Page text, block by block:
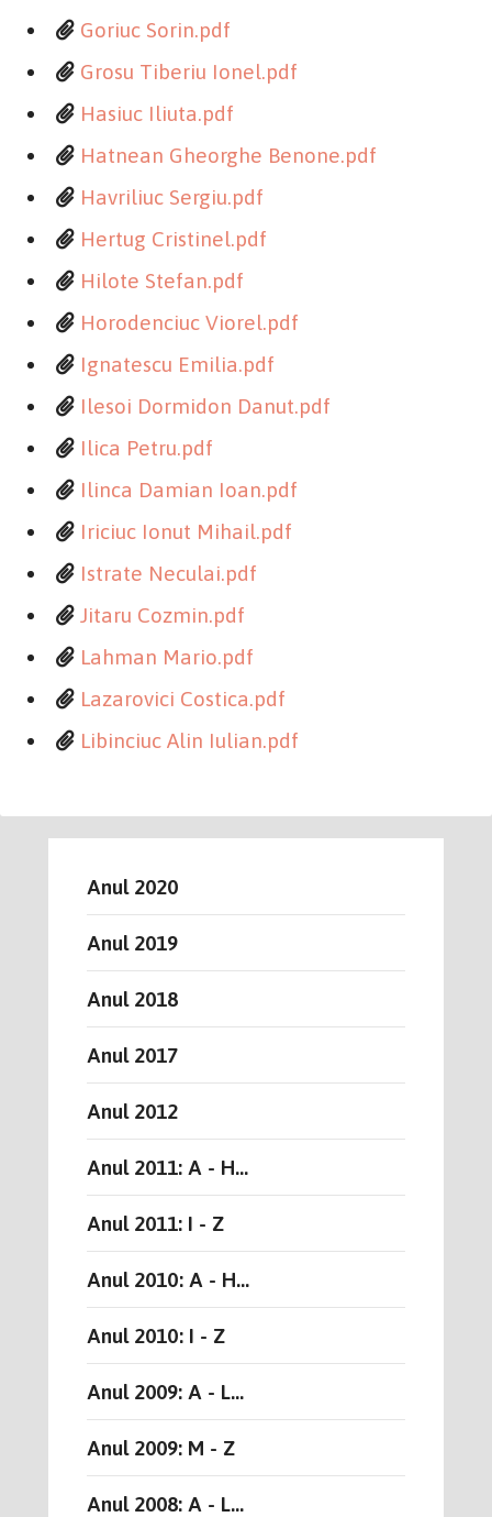
Goriuc Sorin.pdf
Grosu Tiberiu Ionel.pdf
Hasiuc Iliuta.pdf
Hatnean Gheorghe Benone.pdf
Havriliuc Sergiu.pdf
Hertug Cristinel.pdf
Hilote Stefan.pdf
Horodenciuc Viorel.pdf
Ignatescu Emilia.pdf
Ilesoi Dormidon Danut.pdf
Ilica Petru.pdf
Ilinca Damian Ioan.pdf
Iriciuc Ionut Mihail.pdf
Istrate Neculai.pdf
Jitaru Cozmin.pdf
Lahman Mario.pdf
Lazarovici Costica.pdf
Libinciuc Alin Iulian.pdf
Anul 2020
Anul 2019
Anul 2018
Anul 2017
Anul 2012
Anul 2011: A - H...
Anul 2011: I - Z
Anul 2010: A - H...
Anul 2010: I - Z
Anul 2009: A - L...
Anul 2009: M - Z
Anul 2008: A - L...